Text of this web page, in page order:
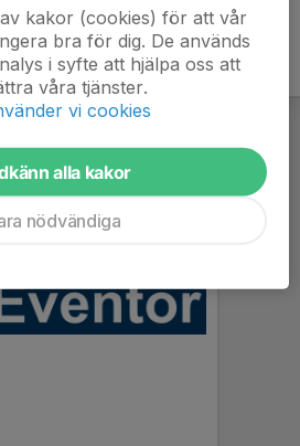
kakor (cookies) för att vår
bra för dig. De används
i syfte att hjälpa oss att
våra tjänster.
vi cookies
alla kakor
nödvändiga